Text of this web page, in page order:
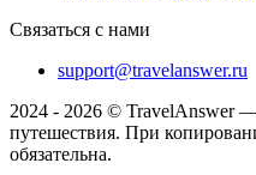
Связаться с нами
support@travelanswer.ru
2024 - 2026 © TravelAnswer
путешествия. При
обязательна.